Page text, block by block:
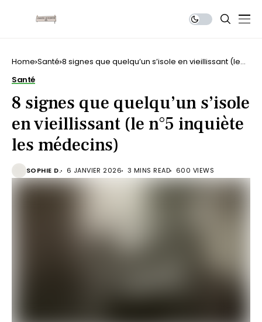
Home Santé 8 signes que quelqu’un s’isole en vieillissant (le
Santé
8 signes que quelqu’un s’isole
en vieillissant (le n°5 inquiète
les médecins)
SOPHIE D. 6 JANVIER 2026 3 MINS READ 600 VIEWS